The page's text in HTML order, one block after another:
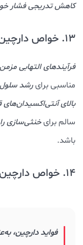
کاهش تدریجی فشار
13. خواص دارچین در پیشگیری از سرطان
فرآیندهای التهابی
مناسبی برایرشد
بالای آنتی‌اکسیدان‌های
سالم برایخنثی‌سازی
باشد.
14. خواص دارچین در سلامت پوست
فواید دارچین،